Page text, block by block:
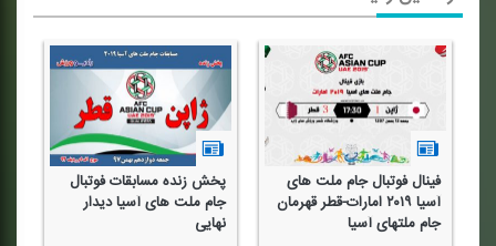
فینال فوتبال جام ملت های
آسیا ۲۰۱۹ امارات-قطر قهرمان
جام ملتهای آسیا
پخش زنده مسابقات فوتبال
جام ملت های آسیا دیدار
نهایی